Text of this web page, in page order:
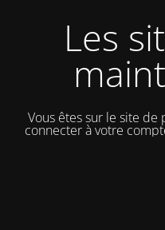
Les
Vous êtes sur le site de
connecter à votre